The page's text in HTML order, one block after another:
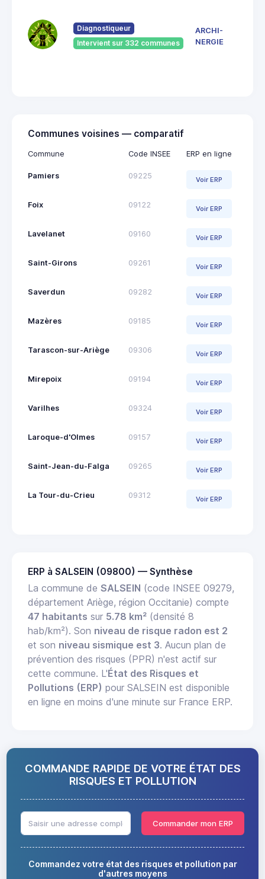
Diagnostiqueur
Intervient sur 332 communes
ARCHI-
NERGIE
Communes voisines — comparatif
Commune Code INSEE ERP en ligne
Pamiers 09225 Voir ERP
Foix 09122 Voir ERP
Lavelanet 09160 Voir ERP
Saint-Girons 09261 Voir ERP
Saverdun 09282 Voir ERP
Mazères 09185 Voir ERP
Tarascon-sur-Ariège 09306 Voir ERP
Mirepoix 09194 Voir ERP
Varilhes 09324 Voir ERP
Laroque-d'Olmes 09157 Voir ERP
Saint-Jean-du-Falga 09265 Voir ERP
La Tour-du-Crieu 09312 Voir ERP
ERP à SALSEIN (09800) — Synthèse
La commune de SALSEIN (code INSEE 09279,
département Ariège, région Occitanie) compte
47 habitants sur 5.78 km² (densité 8
hab/km²). Son niveau de risque radon est 2
et son niveau sismique est 3. Aucun plan de
prévention des risques (PPR) n'est actif sur
cette commune. L'État des Risques et
Pollutions (ERP) pour SALSEIN est disponible
en ligne en moins d'une minute sur France ERP.
COMMANDE RAPIDE DE VOTRE ÉTAT DES
RISQUES ET POLLUTION
Commander mon ERP
Commandez votre état des risques et pollution par
d'autres moyens